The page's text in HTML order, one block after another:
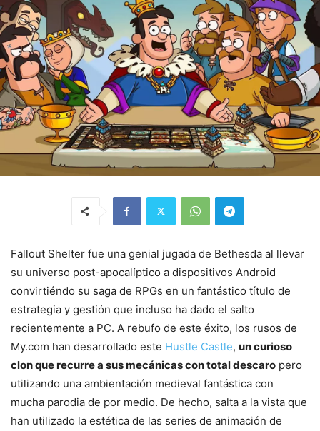
Fallout Shelter fue una genial jugada de Bethesda al llevar
su universo post-apocalíptico a dispositivos Android
convirtiéndo su saga de RPGs en un fantástico título de
estrategia y gestión que incluso ha dado el salto
recientemente a PC. A rebufo de este éxito, los rusos de
My.com han desarrollado este Hustle Castle, un curioso
clon que recurre a sus mecánicas con total descaro pero
utilizando una ambientación medieval fantástica con
mucha parodia de por medio. De hecho, salta a la vista que
han utilizado la estética de las series de animación de